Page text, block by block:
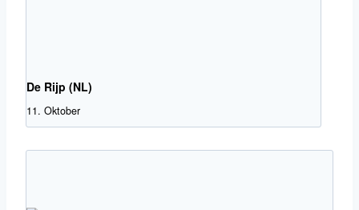
De Rijp (NL)
11. Oktober